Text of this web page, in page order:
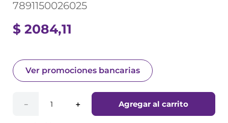
7891150026025
$ 2084,11
Ver promociones bancarias
＋
－ Agregar al carrito